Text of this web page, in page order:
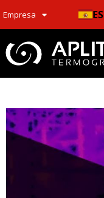
Empresa ES